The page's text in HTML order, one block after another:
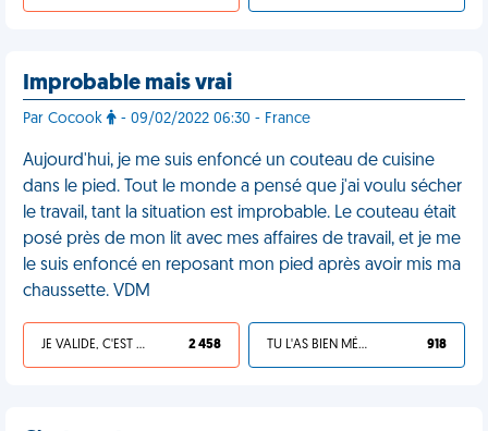
Improbable mais vrai
Par Cocook - 09/02/2022 06:30 - France
Aujourd'hui, je me suis enfoncé un couteau de cuisine
dans le pied. Tout le monde a pensé que j'ai voulu sécher
le travail, tant la situation est improbable. Le couteau était
posé près de mon lit avec mes affaires de travail, et je me
le suis enfoncé en reposant mon pied après avoir mis ma
chaussette. VDM
JE VALIDE, C'EST UNE VDM 2 458 TU L'AS BIEN MÉRITÉ 918